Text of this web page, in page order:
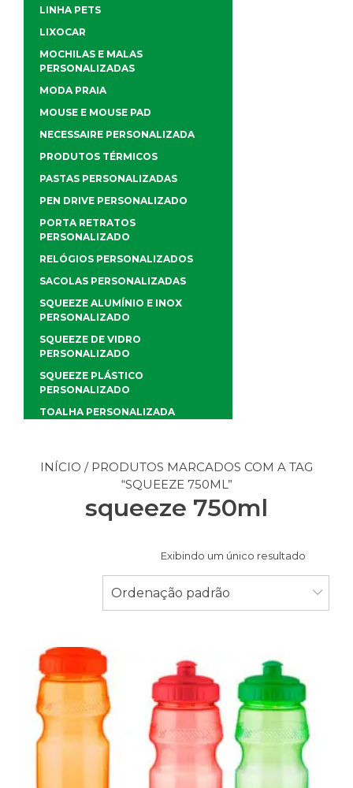
INÍCIO / PRODUTOS MARCADOS COM A TAG
“SQUEEZE 750ML”
squeeze 750ml
Exibindo um único resultado
Ordenação padrão
LINHA PETS
LIXOCAR
MOCHILAS E MALAS
PERSONALIZADAS
MODA PRAIA
MOUSE E MOUSE PAD
NECESSAIRE PERSONALIZADA
PRODUTOS TÉRMICOS
PASTAS PERSONALIZADAS
PEN DRIVE PERSONALIZADO
PORTA RETRATOS
PERSONALIZADO
RELÓGIOS PERSONALIZADOS
SACOLAS PERSONALIZADAS
SQUEEZE ALUMÍNIO E INOX
PERSONALIZADO
SQUEEZE DE VIDRO
PERSONALIZADO
SQUEEZE PLÁSTICO
PERSONALIZADO
TOALHA PERSONALIZADA